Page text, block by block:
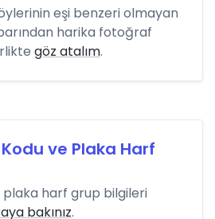
eşi benzeri olmayan
harika fotoğraf
göz atalım.
ve Plaka Harf
plaka harf grup bilgileri
bakınız.